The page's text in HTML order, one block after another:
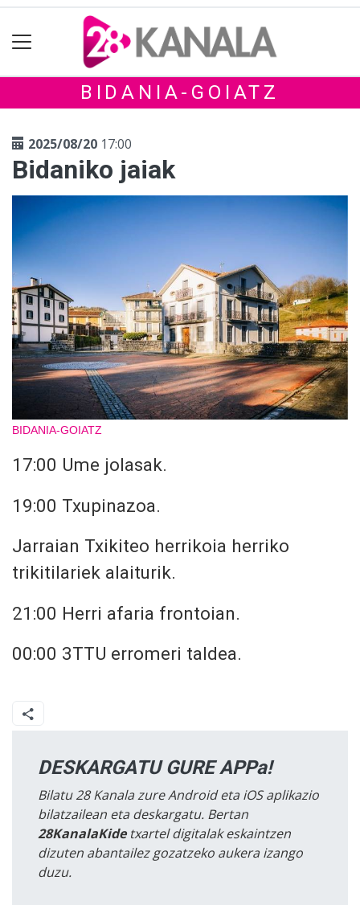
BIDANIA-GOIATZ
2025/08/20 17:00
Bidaniko jaiak
BIDANIA-GOIATZ
17:00 Ume jolasak.
19:00 Txupinazoa.
Jarraian Txikiteo herrikoia herriko
trikitilariek alaiturik.
21:00 Herri afaria frontoian.
00:00 3TTU erromeri taldea.
DESKARGATU GURE APPa!
Bilatu 28 Kanala zure Android eta iOS aplikazio
bilatzailean eta deskargatu. Bertan
28KanalaKidetxartel digitalak eskaintzen
dizuten abantailez gozatzeko aukera izango
duzu.